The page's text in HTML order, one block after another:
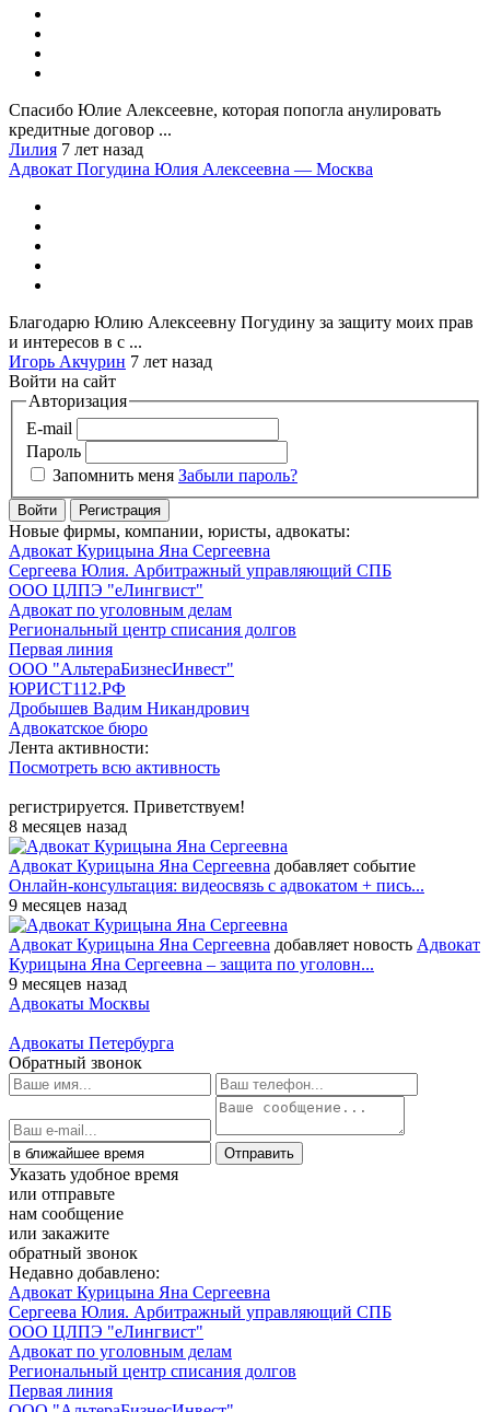
Спасибо Юлие Алексеевне, которая попогла анулировать
кредитные договор ...
Лилия 7 лет назад
Адвокат Погудина Юлия Алексеевна — Москва
Благодарю Юлию Алексеевну Погудину за защиту моих прав
и интересов в с ...
Игорь Акчурин 7 лет назад
Войти на сайт
Авторизация
E-mail
Пароль
Запомнить меня Забыли пароль?
Войти Регистрация
Новые фирмы, компании, юристы, адвокаты:
Адвокат Курицына Яна Сергеевна
Сергеева Юлия. Арбитражный управляющий СПБ
ООО ЦЛПЭ "еЛингвист"
Адвокат по уголовным делам
Региональный центр списания долгов
Первая линия
ООО "АльтераБизнесИнвест"
ЮРИСТ112.РФ
Дробышев Вадим Никандрович
Адвокатское бюро
Лента активности:
Посмотреть всю активность
регистрируется. Приветствуем!
8 месяцев назад
Адвокат Курицына Яна Сергеевна добавляет событие
Онлайн-консультация: видеосвязь с адвокатом + пись...
9 месяцев назад
Адвокат Курицына Яна Сергеевна добавляет новость Адвокат
Курицына Яна Сергеевна – защита по уголовн...
9 месяцев назад
Адвокаты Москвы
Адвокаты Петербурга
Обратный звонок
Указать удобное время
или отправьте
нам сообщение
или закажите
обратный звонок
Недавно добавлено:
Адвокат Курицына Яна Сергеевна
Сергеева Юлия. Арбитражный управляющий СПБ
ООО ЦЛПЭ "еЛингвист"
Адвокат по уголовным делам
Региональный центр списания долгов
Первая линия